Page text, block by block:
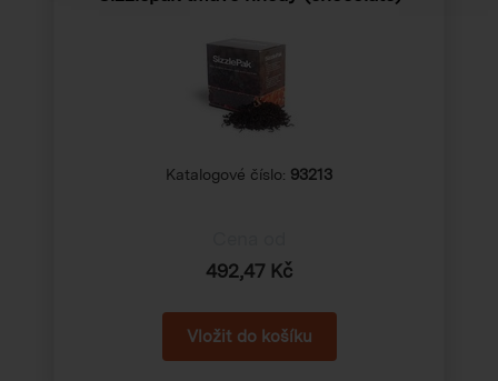
Katalogové číslo: 93213
492,47 Kč